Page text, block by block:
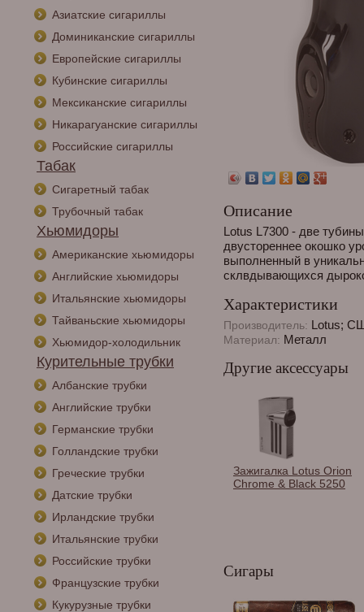
Азиатские сигариллы
Доминиканские сигариллы
Европейские сигариллы
Кубинские сигариллы
Мексиканские сигариллы
Никарагуанские сигариллы
Российские сигариллы
Табак
Сигаретный табак
Трубочный табак
Хьюмидоры
Американские хьюмидоры
Английские хьюмидоры
Итальянские хьюмидоры
Тайваньские хьюмидоры
Хьюмидор-холодильник
Курительные трубки
Албанские трубки
Английские трубки
Германские трубки
Голландские трубки
Греческие трубки
Датские трубки
Ирландские трубки
Итальянские трубки
Российские трубки
Французские трубки
Кукурузные трубки
Описание
Lotus L7300 - две
двустореннее окошко
выполненный в
склвдывающихся
Характеристики
Производитель: Lotus;
Материал: Металл
Другие аксессуары
Зажигалка Lotus Orion
Chrome & Black 5250
Сигары